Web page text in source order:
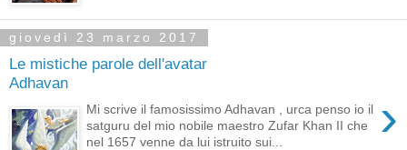
giovedì 23 marzo 2017
Le mistiche parole dell'avatar
Adhavan
›
Mi scrive il famosissimo Adhavan , urca penso io il
satguru del mio nobile maestro Zufar Khan II che
nel 1657 venne da lui istruito sui...